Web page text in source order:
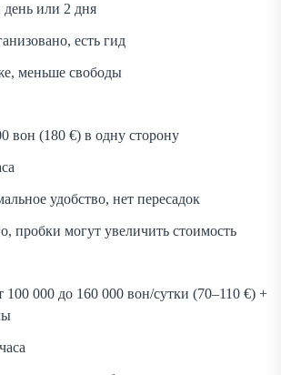
или 2 дня
есть гид
меньше свободы
вон (180 €) в одну сторону
удобство, нет пересадок
пробки могут увеличить стоимость
100 000 до 160 000 вон/сутки (70–110 €) +